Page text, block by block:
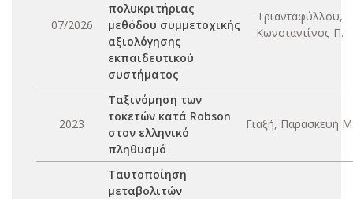
07/2026
πολυκριτήριας
μεθόδου συμμετοχικής
αξιολόγησης
εκπαιδευτικού
συστήματος
Τριανταφύλλου,
Κωνσταντίνος Π.
2023
Ταξινόμηση των
τοκετών κατά Robson
στον ελληνικό
πληθυσμό
Γιαξή, Παρασκευή
Ταυτοποίηση
μεταβολιτών